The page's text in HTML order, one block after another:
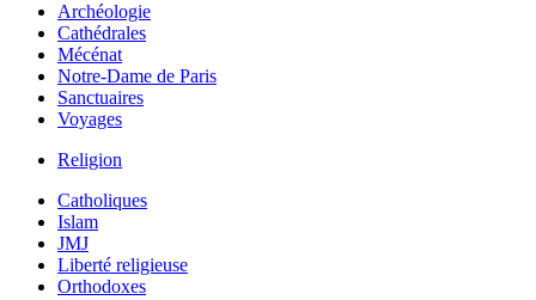
Archéologie
Cathédrales
Mécénat
Notre-Dame de Paris
Sanctuaires
Voyages
Religion
Catholiques
Islam
JMJ
Liberté religieuse
Orthodoxes